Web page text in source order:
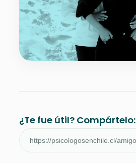
¿Te fue útil? Compártelo: